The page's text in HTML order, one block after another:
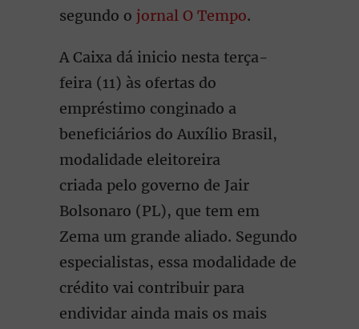
segundo o jornal O Tempo.
A Caixa dá inicio nesta terça-
feira (11) às ofertas do
empréstimo conginado a
beneficiários do Auxílio Brasil,
modalidade eleitoreira
criada pelo governo de Jair
Bolsonaro (PL), que tem em
Zema um grande aliado. Segundo
especialistas, essa modalidade de
crédito vai contribuir para
endividar ainda mais os mais